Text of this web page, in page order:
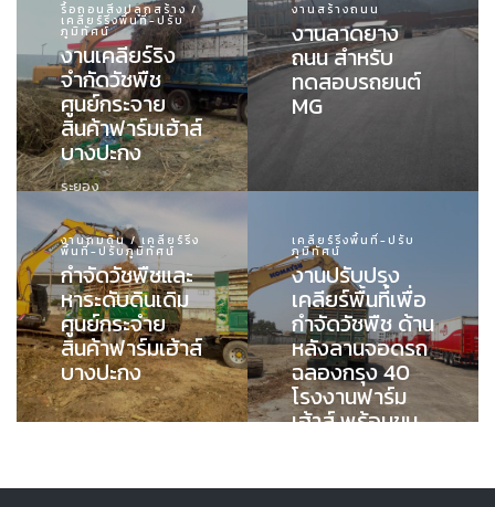
รื้อถอนสิ่งปลูกสร้าง /
เคลียร์ริ่งพื้นที่-ปรับ
ภูมิทัศน์
งานเคลียร์ริง
จำกัดวัชพืช
ศูนย์กระจาย
สินค้าฟาร์มเฮ้าส์
บางปะกง
ระยอง
งานสร้างถนน
งานลาดยาง
ถนน สำหรับ
ทดสอบรถยนต์
MG
งานถมดิน / เคลียร์ริ่ง
พื้นที่-ปรับภูมิทัศน์
กำจัดวัชพืชและ
หาระดับดินเดิม
ศูนย์กระจำย
สินค้าฟาร์มเฮ้าส์
บางปะกง
เคลียร์ริ่งพื้นที่-ปรับ
ภูมิทัศน์
งานปรับปรุง
เคลียร์พื้นที่เพื่อ
กำจัดวัชพืช ด้าน
หลังลานจอดรถ
ฉลองกรุง 40
โรงงานฟาร์ม
เฮ้าส์ พร้อมขน